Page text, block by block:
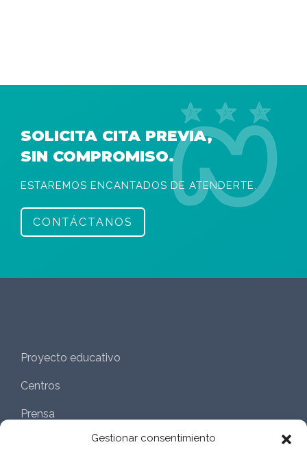
Gestionar consentimiento
SOLICITA CITA PREVIA,
SIN COMPROMISO.
ESTAREMOS ENCANTADOS DE ATENDERTE.
CONTÁCTANOS
Proyecto educativo
Centros
Prensa